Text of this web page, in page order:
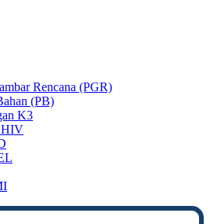
Rencana (PGR)
(PB)
K3